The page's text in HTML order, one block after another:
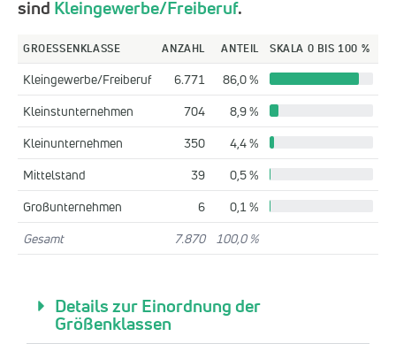
sind Kleingewerbe/Freiberuf.
GROESSENKLASSE ANZAHL ANTEIL SKALA 0 BIS 100 %
Kleingewerbe/Freiberuf 6.771
86,0 %
Kleinstunternehmen
704
8,9 %
Kleinunternehmen
350
4,4 %
Mittelstand
39
0,5 %
Großunternehmen
6
0,1 %
Gesamt
7.870 100,0 %
Details zur Einordnung der
Größenklassen